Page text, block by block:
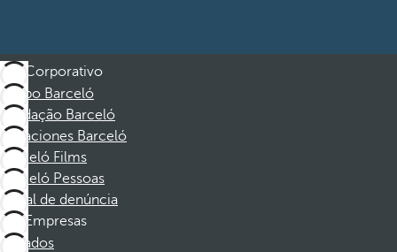
Corporativo
Grupo Barceló
Fundação Barceló
Vacaciones Barceló
Barceló Films
Barceló Pessoas
Canal de denúncia
Empresas
Afiliados